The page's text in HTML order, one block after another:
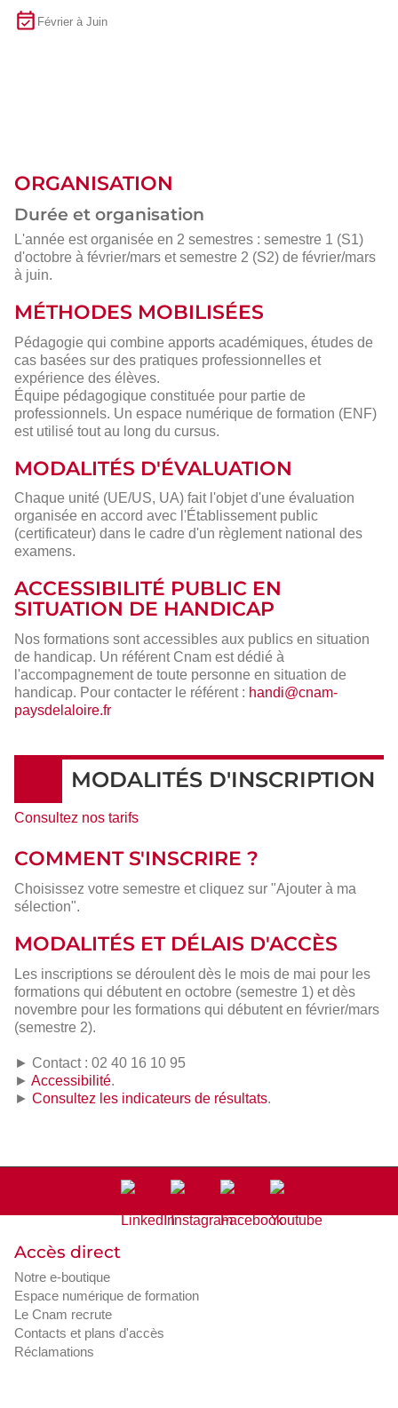
Février à Juin
ORGANISATION
Durée et organisation
L'année est organisée en 2 semestres : semestre 1 (S1)
d'octobre à février/mars et semestre 2 (S2) de février/mars
à juin.
MÉTHODES MOBILISÉES
Pédagogie qui combine apports académiques, études de
cas basées sur des pratiques professionnelles et
expérience des élèves.
Équipe pédagogique constituée pour partie de
professionnels. Un espace numérique de formation (ENF)
est utilisé tout au long du cursus.
MODALITÉS D'ÉVALUATION
Chaque unité (UE/US, UA) fait l'objet d'une évaluation
organisée en accord avec l'Établissement public
(certificateur) dans le cadre d'un règlement national des
examens.
ACCESSIBILITÉ PUBLIC EN
SITUATION DE HANDICAP
Nos formations sont accessibles aux publics en situation
de handicap. Un référent Cnam est dédié à
l'accompagnement de toute personne en situation de
handicap. Pour contacter le référent : handi@cnam-
paysdelaloire.fr
MODALITÉS D'INSCRIPTION
Consultez nos tarifs
COMMENT S'INSCRIRE ?
Choisissez votre semestre et cliquez sur "Ajouter à ma
sélection".
MODALITÉS ET DÉLAIS D'ACCÈS
Les inscriptions se déroulent dès le mois de mai pour les
formations qui débutent en octobre (semestre 1) et dès
novembre pour les formations qui débutent en février/mars
(semestre 2).
► Contact : 02 40 16 10 95
► Accessibilité.
► Consultez les indicateurs de résultats.
Accès direct
Notre e-boutique
Espace numérique de formation
Le Cnam recrute
Contacts et plans d'accès
Réclamations